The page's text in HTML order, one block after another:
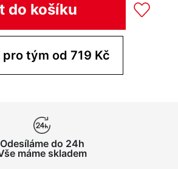
do košíku
Koupit pro tým od 719 Kč
Odesíláme do 24h
máme skladem